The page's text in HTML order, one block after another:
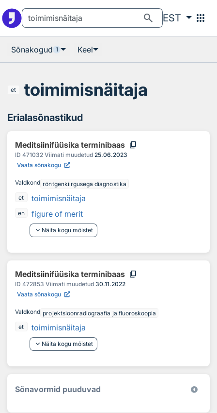
search EST apps
Sõnakogud 1 Keel
et toimimisnäitaja
Erialasõnastikud
Meditsiinifüüsika terminibaas content_copy
ID 471032 Viimati muudetud 25.06.2023
Vaata sõnakogu
Valdkond röntgenkiirgusega diagnostika
et
toimimisnäitaja
en
figure of merit
keyboard_arrow_down Näita kogu mõistet
Meditsiinifüüsika terminibaas content_copy
ID 472853 Viimati muudetud 30.11.2022
Vaata sõnakogu
Valdkond projektsioonradiograafia ja fluoroskoopia
et
toimimisnäitaja
keyboard_arrow_down Näita kogu mõistet
Sõnavormid puuduvad